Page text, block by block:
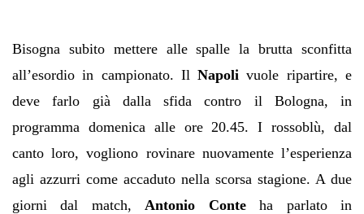
Bisogna subito mettere alle spalle la brutta sconfitta
all’esordio in campionato. IlNapolivuole ripartire, e
deve farlo già dalla sfida contro il Bologna, in
programma domenica alle ore 20.45. I rossoblù, dal
canto loro, vogliono rovinare nuovamente l’esperienza
agli azzurri come accaduto nella scorsa stagione. A due
giorni dal match, Antonio Conteha parlato in